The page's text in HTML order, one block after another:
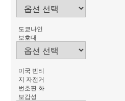
도쿄나인
보호대
미국 빈티
지 자전거
번호판 화
보감성